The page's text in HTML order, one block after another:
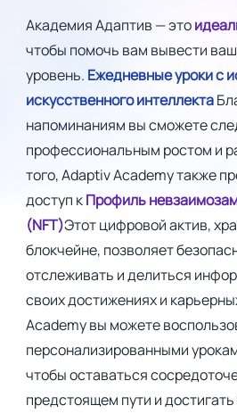
Академия Адаптив — это
чтобы помочь вам вывести
уровень. Ежедневные уроки с
искусственного интеллекта
напоминаниям вы сможете
профессиональным ростом и
того, Adaptiv Academy также
доступ кПрофиль
(NFT)Этот цифровой актив,
блокчейне, позволяет
отслеживать и делиться
своих достижениях и
Academy вы можете
персонализированными
чтобы оставаться
предстоящем пути и